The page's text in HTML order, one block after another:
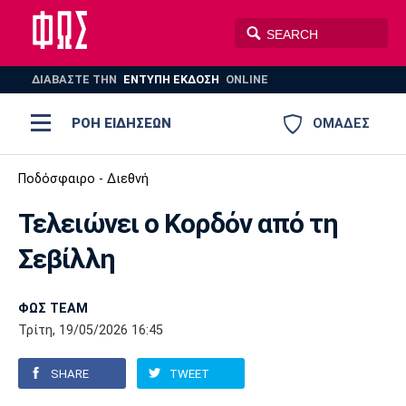
ΔΙΑΒΑΣΤΕ THN ΕΝΤΥΠΗ ΕΚΔΟΣΗ ONLINE
ΟΜΑΔΕΣ
ΡΟΗ ΕΙΔΗΣΕΩΝ
ΠΟΔΟΣΦΑΙΡΟ
ΣΠΟΡ
AUTO-MOTO
Ποδόσφαιρο
Super League 1
Super League 2
Γ Εθνική
Ελλάδα
Μπάσκετ
Ελλάδα
Εθνική
EuroLeague
Ολυμπιακοί Αγώνες
Βόλεϊ
Πόλο
Ολυμπιακός
Παναθηναϊκός Ατρόμητος
Ποδόσφαιρο - Διεθνή
Τελειώνει ο Κορδόν από τη
Σεβίλλη
ΦΩΣ TEAM
Τρίτη, 19/05/2026 16:45
SHARE TWEET